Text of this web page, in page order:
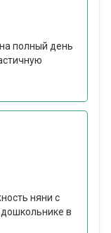
полный день
няни с
в